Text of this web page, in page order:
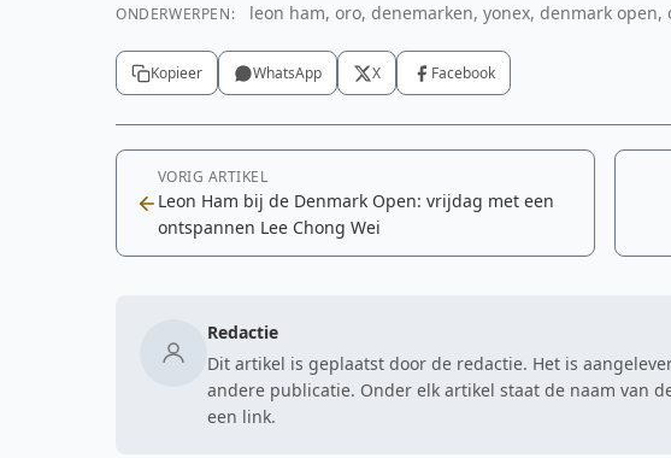
ONDERWERPEN: leon ham, oro, denemarken, yonex, denmark open,
Kopieer WhatsApp X Facebook
VORIG ARTIKEL
Leon Ham bij de Denmark Open: vrijdag met een
ontspannen Lee Chong Wei
Redactie
Dit artikel is geplaatst door de redactie. Het is
andere publicatie. Onder elk artikel staat de naam van
een link.